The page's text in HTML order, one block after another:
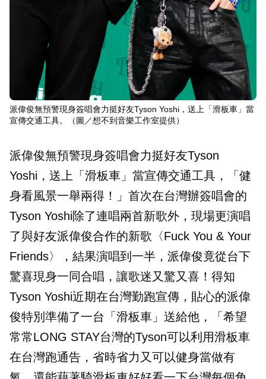
派偉俊無預警現身簽唱會力挺好友Tyson Yoshi，送上「滑板車」當
宣傳交通工具。（圖／想不到音樂工作室提供）
派偉俊無預警現身簽唱會力挺好友Tyson
Yoshi，送上「滑板車」當宣傳交通工具，「健
身看風景一舉兩得！」首次在台灣辦簽唱會的
Tyson Yoshi除了連唱兩首新歌外，現場更演唱
了與好友派偉俊合作的新歌〈⁠⁠Fuck You & Your
Friends〉，結果演唱到一半，派偉俊竟從台下
驚喜現身一同合唱，讓歌迷又驚又喜！得知
Tyson Yoshi近期在台灣勤跑宣傳，貼心的派偉
俊特別準備了一台「滑板車」送給他，「希望
常常LONG STAY台灣的Tyson可以利用滑板車
在台灣跑通告，省時省力又可以健身當做有